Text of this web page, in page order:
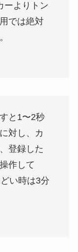
ーよりトン
では絶対
と1〜2秒
対し、カ
登録した
作して
い時は3分